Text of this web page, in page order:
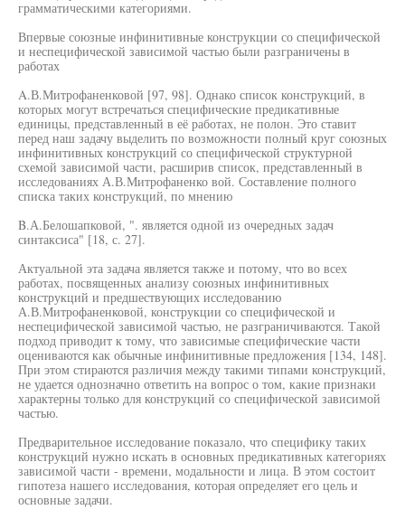
грамматическими категориями.
Впервые союзные инфинитивные конструкции со специфической
и неспецифической зависимой частью были разграничены в
работах
A.В.Митрофаненковой [97, 98]. Однако список конструкций, в
которых могут встречаться специфические предикативные
единицы, представленный в её работах, не полон. Это ставит
перед наш задачу выделить по возможности полный круг союзных
инфинитивных конструкций со специфической структурной
схемой зависимой части, расширив список, представленный в
исследованиях А.В.Митрофаненко вой. Составление полного
списка таких конструкций, по мнению
B.А.Белошапковой, ". является одной из очередных задач
синтаксиса" [18, с. 27].
Актуальной эта задача является также и потому, что во всех
работах, посвященных анализу союзных инфинитивных
конструкций и предшествующих исследованию
А.В.Митрофаненковой, конструкции со специфической и
неспецифической зависимой частью, не разграничиваются. Такой
подход приводит к тому, что зависимые специфические части
оцениваются как обычные инфинитивные предложения [134, 148].
При этом стираются различия между такими типами конструкций,
не удается однозначно ответить на вопрос о том, какие признаки
характерны только для конструкций со специфической зависимой
частью.
Предварительное исследование показало, что специфику таких
конструкций нужно искать в основных предикативных категориях
зависимой части - времени, модальности и лица. В этом состоит
гипотеза нашего исследования, которая определяет его цель и
основные задачи.